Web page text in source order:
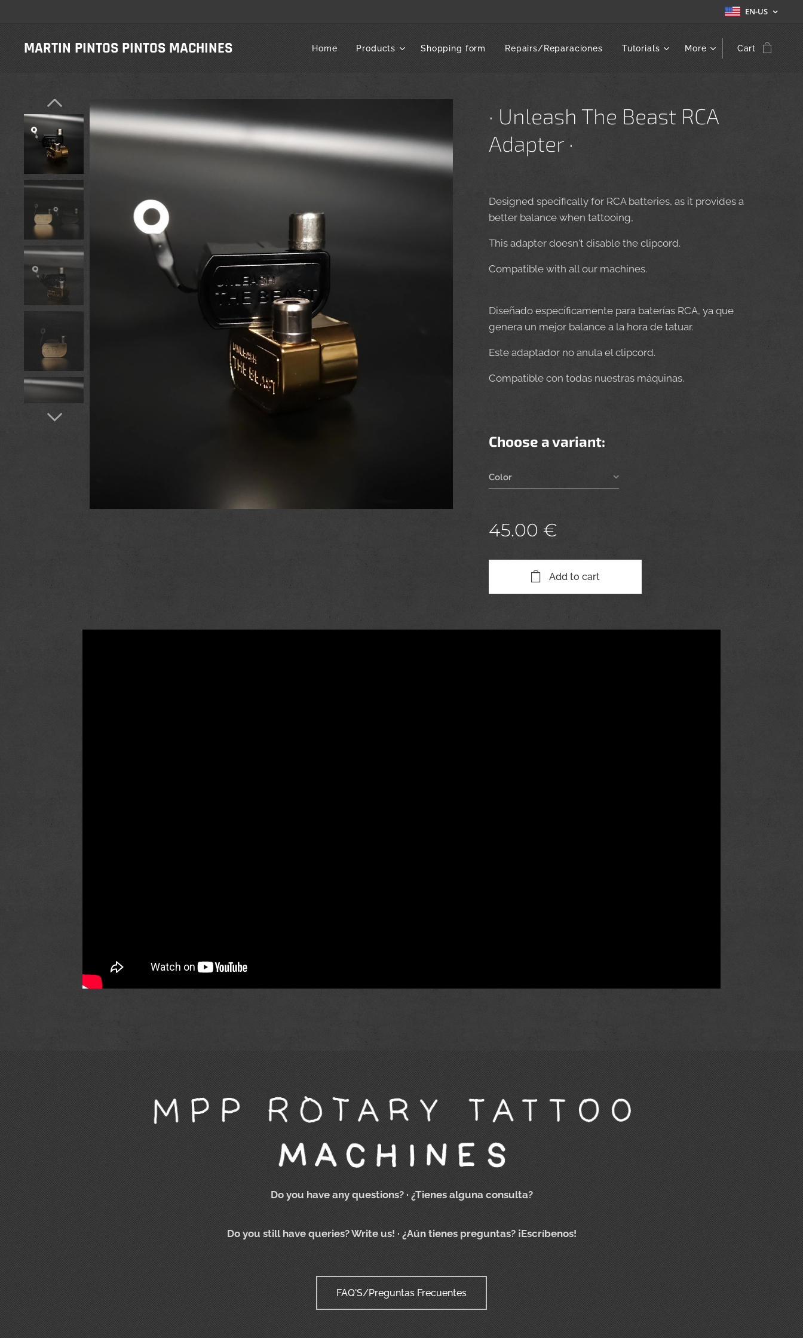
EN-US
MARTIN PINTOS PINTOS MACHINES Home Products Shopping form Repairs/Reparaciones Tutorials More Cart
· Unleash The Beast RCA
Adapter ·
Designed specifically for RCA batteries, as it provides a
better balance when tattooing,
This adapter doesn't disable the clipcord.
Compatible with all our machines.
Diseñado específicamente para baterías RCA, ya que
genera un mejor balance a la hora de tatuar.
Este adaptador no anula el clipcord.
Compatible con todas nuestras máquinas.
Choose a variant:
Color
45.00 €
Add to cart
Do you have any questions?· ¿Tienes alguna consulta?
Do you still have queries? Write us! · ¿Aún tienes preguntas? ¡Escríbenos!
FAQ'S/Preguntas Frecuentes